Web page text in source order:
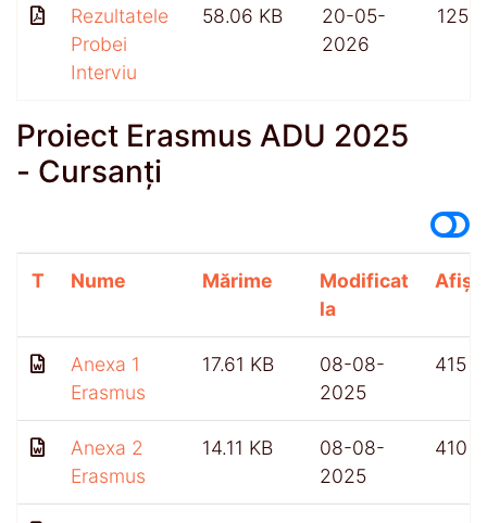
Rezultatele
Probei
Interviu
58.06 KB
20-05-
2026
125
Proiect Erasmus ADU 2025
- Cursanți
T Nume Mărime
Modificat
la
Anexa 1
Erasmus
17.61 KB
08-08-
2025
415
Anexa 2
Erasmus
14.11 KB
08-08-
2025
410